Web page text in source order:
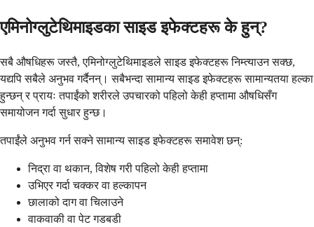
एमिनोग्लुटेथिमाइडका साइड इफेक्टहरू के हुन्?
सबै औषधिहरू जस्तै, एमिनोग्लुटेथिमाइडले साइड इफेक्टहरू निम्त्याउन सक्छ,
यद्यपि सबैले अनुभव गर्दैनन्। सबैभन्दा सामान्य साइड इफेक्टहरू सामान्यतया हल्का
हुन्छन् र प्रायः तपाईंको शरीरले उपचारको पहिलो केही हप्तामा औषधिसँग
समायोजन गर्दा सुधार हुन्छ।
तपाईंले अनुभव गर्न सक्ने सामान्य साइड इफेक्टहरू समावेश छन्:
निद्रा वा थकान, विशेष गरी पहिलो केही हप्तामा
उभिएर गर्दा चक्कर वा हल्कापन
छालाको दाग वा चिलाउने
वाकवाकी वा पेट गडबडी